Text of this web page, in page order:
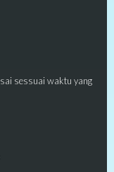
sessuai waktu yang